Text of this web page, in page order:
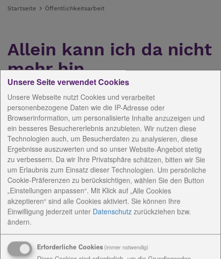
Startseite Öffentlichkeitsarbeit
Allein kann ich da nicht
mehr hin
07.11.2018
Neun Gäste und die Mitarbeitenden der Tagespflege
Bethanien im Rieth in Erfurt erlebten gerade einen
besonderen Tag, die erste Ausfahrt, der im
Unsere Seite verwendet Cookies
Unsere Webseite nutzt Cookies und verarbeitet
personenbezogene Daten wie die IP-Adresse oder
Browserinformation, um personalisierte Inhalte anzuzeigen und
ein besseres Besuchererlebnis anzubieten. Wir nutzen diese
Technologien auch, um Besucherdaten zu analysieren, diese
Ergebnisse auszuwerten und so unser Website-Angebot stetig
zu verbessern. Da wir Ihre Privatsphäre schätzen, bitten wir Sie
um Erlaubnis zum Einsatz dieser Technologien. Um persönliche
Cookie-Präferenzen zu berücksichtigen, wählen Sie den Button
„Einstellungen anpassen“. Mit Klick auf „Alle Cookies
akzeptieren“ sind alle Cookies aktiviert. Sie können Ihre
Einwilligung jederzeit unter Datenschutz zurückziehen bzw.
ändern.
Erforderliche Cookies(immer notwendig)